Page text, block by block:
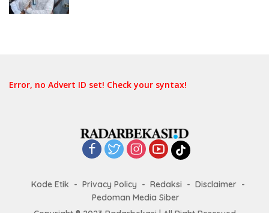
Error, no Advert ID set! Check your syntax!
Kode Etik Privacy Policy Redaksi
Disclaimer
Pedoman Media Siber